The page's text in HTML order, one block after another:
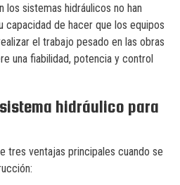
los sistemas hidráulicos no han
capacidad de hacer que los equipos
el trabajo pesado en las obras
una fiabilidad, potencia y control
hidráulico para
tres ventajas principales cuando se